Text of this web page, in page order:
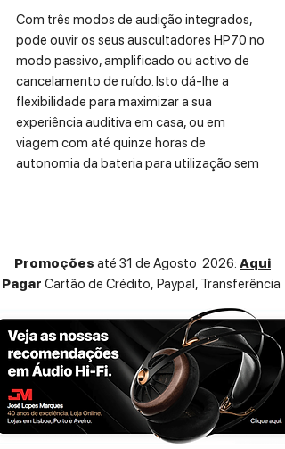
Com três modos de audição integrados,
pode ouvir os seus auscultadores HP70 no
modo passivo, amplificado ou activo de
cancelamento de ruído. Isto dá-lhe a
flexibilidade para maximizar a sua
experiência auditiva em casa, ou em
viagem com até quinze horas de
autonomia da bateria para utilização sem
Promoções até 31 de Agosto 2026: Aqui
Pagar Cartão de Crédito, Paypal, Transferência